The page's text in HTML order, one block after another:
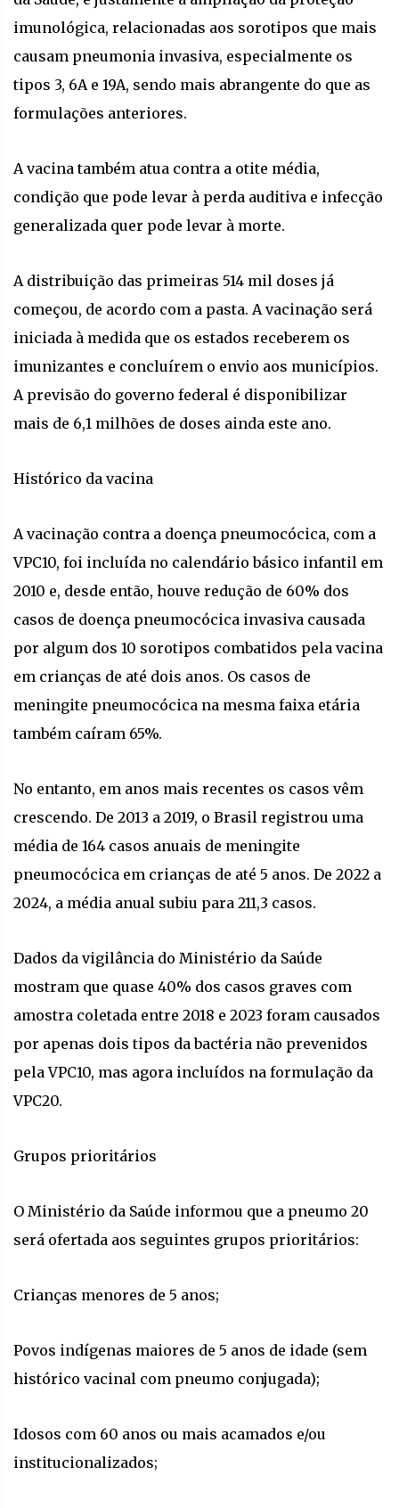
imunológica, relacionadas aos sorotipos que mais
causam pneumonia invasiva, especialmente os
tipos 3, 6A e 19A, sendo mais abrangente do que as
formulações anteriores.
A vacina também atua contra a otite média,
condição que pode levar à perda auditiva e infecção
generalizada quer pode levar à morte.
A distribuição das primeiras 514 mil doses já
começou, de acordo com a pasta. A vacinação será
iniciada à medida que os estados receberem os
imunizantes e concluírem o envio aos municípios.
A previsão do governo federal é disponibilizar
mais de 6,1 milhões de doses ainda este ano.
Histórico da vacina
A vacinação contra a doença pneumocócica, com a
VPC10, foi incluída no calendário básico infantil em
2010 e, desde então, houve redução de 60% dos
casos de doença pneumocócica invasiva causada
por algum dos 10 sorotipos combatidos pela vacina
em crianças de até dois anos. Os casos de
meningite pneumocócica na mesma faixa etária
também caíram 65%.
No entanto, em anos mais recentes os casos vêm
crescendo. De 2013 a 2019, o Brasil registrou uma
média de 164 casos anuais de meningite
pneumocócica em crianças de até 5 anos. De 2022 a
2024, a média anual subiu para 211,3 casos.
Dados da vigilância do Ministério da Saúde
mostram que quase 40% dos casos graves com
amostra coletada entre 2018 e 2023 foram causados
por apenas dois tipos da bactéria não prevenidos
pela VPC10, mas agora incluídos na formulação da
VPC20.
Grupos prioritários
O Ministério da Saúde informou que a pneumo 20
será ofertada aos seguintes grupos prioritários:
Crianças menores de 5 anos;
Povos indígenas maiores de 5 anos de idade (sem
histórico vacinal com pneumo conjugada);
Idosos com 60 anos ou mais acamados e/ou
institucionalizados;